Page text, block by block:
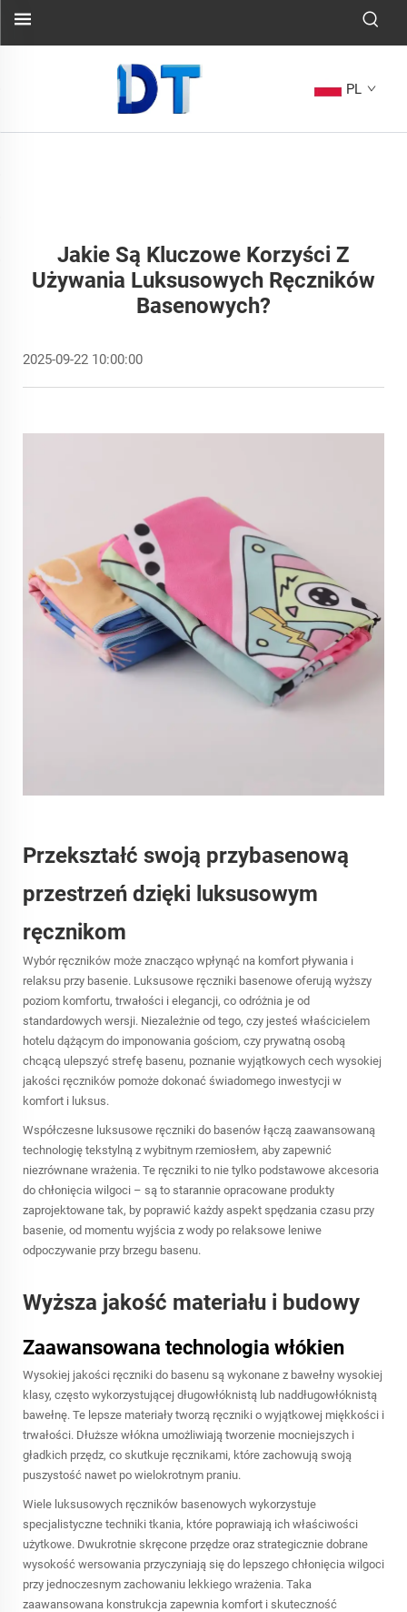
PL
Jakie Są Kluczowe Korzyści Z
Używania Luksusowych Ręczników
Basenowych?
2025-09-22 10:00:00
Przekształć swoją przybasenową
przestrzeń dzięki luksusowym
ręcznikom
Wybór ręczników może znacząco wpłynąć na komfort pływania i
relaksu przy basenie. Luksusowe ręczniki basenowe oferują wyższy
poziom komfortu, trwałości i elegancji, co odróżnia je od
standardowych wersji. Niezależnie od tego, czy jesteś właścicielem
hotelu dążącym do imponowania gościom, czy prywatną osobą
chcącą ulepszyć strefę basenu, poznanie wyjątkowych cech wysokiej
jakości ręczników pomoże dokonać świadomego inwestycji w
komfort i luksus.
Współczesne luksusowe ręczniki do basenów łączą zaawansowaną
technologię tekstylną z wybitnym rzemiosłem, aby zapewnić
niezrównane wrażenia. Te ręczniki to nie tylko podstawowe akcesoria
do chłonięcia wilgoci – są to starannie opracowane produkty
zaprojektowane tak, by poprawić każdy aspekt spędzania czasu przy
basenie, od momentu wyjścia z wody po relaksowe leniwe
odpoczywanie przy brzegu basenu.
Wyższa jakość materiału i budowy
Zaawansowana technologia włókien
Wysokiej jakości ręczniki do basenu są wykonane z bawełny wysokiej
klasy, często wykorzystującej długowłóknistą lub naddługowłóknistą
bawełnę. Te lepsze materiały tworzą ręczniki o wyjątkowej miękkości i
trwałości. Dłuższe włókna umożliwiają tworzenie mocniejszych i
gładkich przędz, co skutkuje ręcznikami, które zachowują swoją
puszystość nawet po wielokrotnym praniu.
Wiele luksusowych ręczników basenowych wykorzystuje
specjalistyczne techniki tkania, które poprawiają ich właściwości
użytkowe. Dwukrotnie skręcone przędze oraz strategicznie dobrane
wysokość wersowania przyczyniają się do lepszego chłonięcia wilgoci
przy jednoczesnym zachowaniu lekkiego wrażenia. Taka
zaawansowana konstrukcja zapewnia komfort i skuteczność